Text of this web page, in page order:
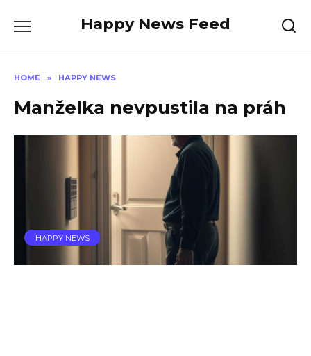
Happy News Feed
HOME » HAPPY NEWS
Manželka nevpustila na práh
HAPPY NEWS